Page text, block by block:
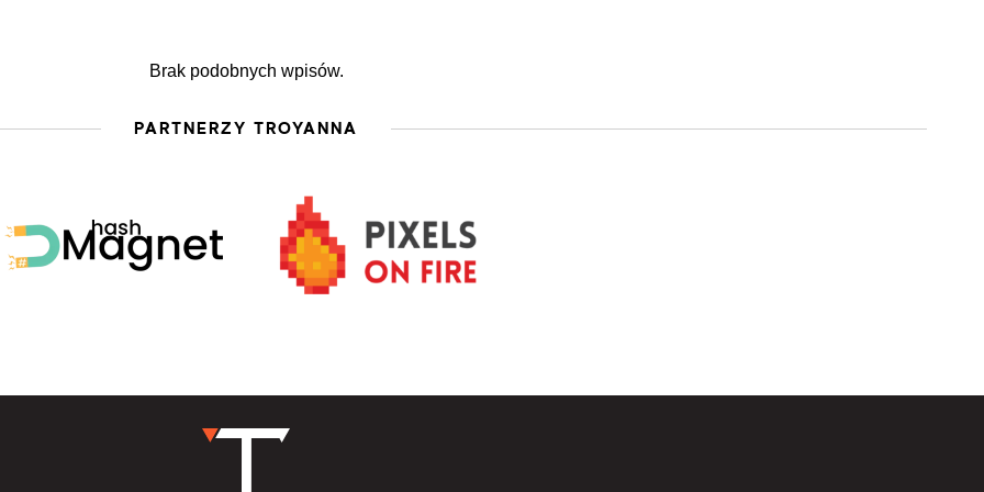
Brak podobnych wpisów.
PARTNERZY TROYANNA